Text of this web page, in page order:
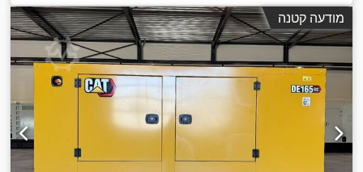
מודעה קטנה